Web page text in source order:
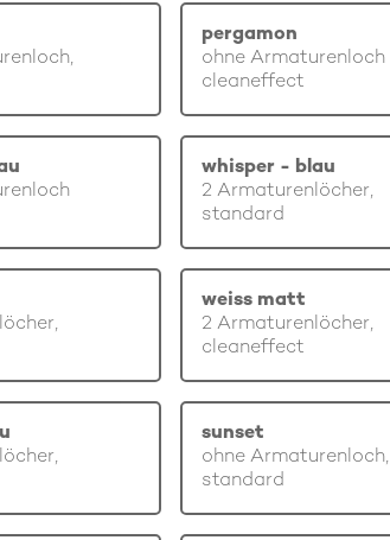
pergamon
ohne Armaturenloch
cleaneffect
whisper - blau
2 Armaturenlöcher,
standard
weiss matt
2 Armaturenlöcher,
cleaneffect
sunset
ohne Armaturenloch,
standard